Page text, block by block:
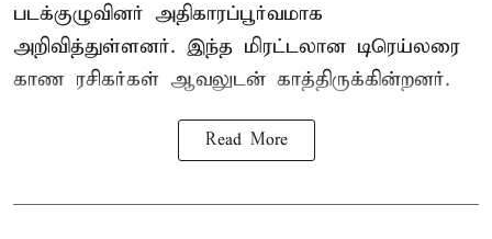
படக்குழுவினர் அதிகாரப்பூர்வமாக
அறிவித்துள்ளனர். இந்த மிரட்டலான டிரெய்லரை
காண ரசிகர்கள் ஆவலுடன் காத்திருக்கின்றனர்.
Read More